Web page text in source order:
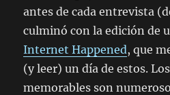
antes de cada entrevista
culminó con la edición de
Internet Happened, que
(y leer) un día de estos.
memorables son